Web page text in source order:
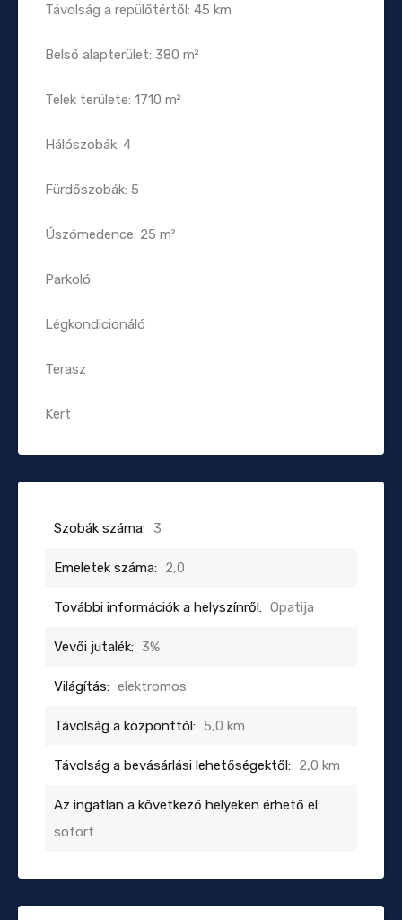
Távolság a repülőtértől: 45 km
Belső alapterület: 380 m²
Telek területe: 1710 m²
Hálószobák: 4
Fürdőszobák: 5
Úszómedence: 25 m²
Parkoló
Légkondicionáló
Terasz
Kert
Szobák száma: 3
Emeletek száma: 2,0
További információk a helyszínről: Opatija
Vevői jutalék: 3%
Világítás: elektromos
Távolság a központtól: 5,0 km
Távolság a bevásárlási lehetőségektől: 2,0 km
Az ingatlan a következő helyeken érhető el:
sofort